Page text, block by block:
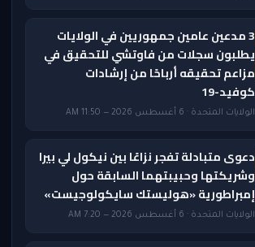
3 مدعين عامين جمهوريين في الولايات
يطلبون سجلات من فاوتشي للتحقيق في
مزاعم تحقيقه أرباحًا من إرشادات
كوفيد-19
الولايات المتحدة · 6 أغسطس 2026 — 11:50 AM
دعوى متبادلة تفجر نزاعًا بين نيكول لي بيرا
وشريكتها وحبيبتهما السابقة حول
إمبراطورية «هوليستك سايكولوجيست»
الولايات المتحدة · 6 أغسطس 2026 — 7:20 AM